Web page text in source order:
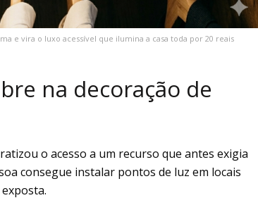
e vira o luxo acessível que ilumina a casa toda por 20 reais
na decoração de
o acesso a um recurso que antes exigia
consegue instalar pontos de luz em locais